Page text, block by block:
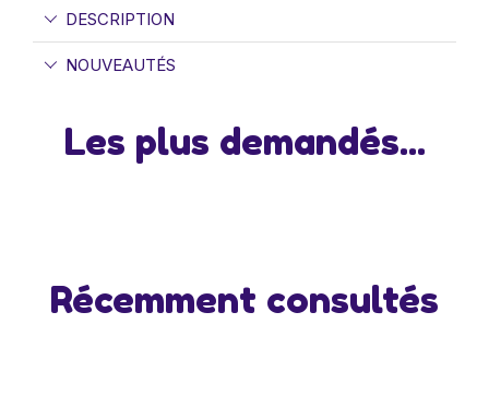
DESCRIPTION
NOUVEAUTÉS
Les plus demandés...
Récemment consultés